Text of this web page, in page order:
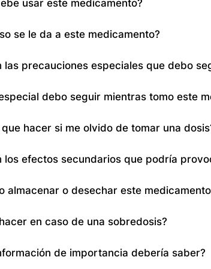
usar este medicamento?
Su médico determina la
se le da a este medicamento?
las precauciones especiales que debo
si está embarazada, planea
debo seguir mientras tomo este
consultar con su médico para obtener
hacer si me olvido de tomar una
doble para compensar la que olvidó.
los efectos secundarios que podría
o nariz, sangrado nasal, cambios en el
médico de inmediato.
almacenar o desechar este
en caso de una sobredosis?
de importancia debería saber?